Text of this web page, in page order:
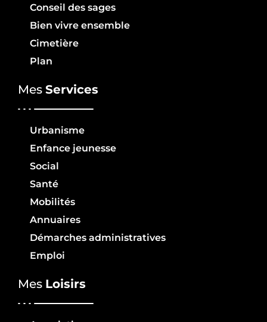
Conseil des sages
Bien vivre ensemble
Cimetière
Plan
Mes Services
Urbanisme
Enfance jeunesse
Social
Santé
Mobilités
Annuaires
Démarches administratives
Emploi
Mes Loisirs